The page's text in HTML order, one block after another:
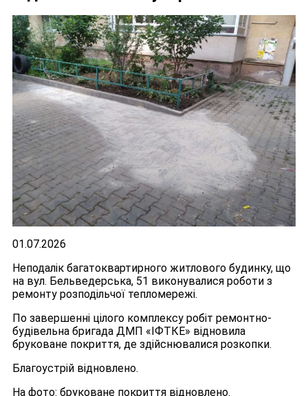
01.07.2026
Неподалік багатоквартирного житлового будинку, що
на вул. Бельведерська, 51 виконувалися роботи з
ремонту розподільчої тепломережі.
По завершенні цілого комплексу робіт ремонтно-
будівельна бригада ДМП «ІФТКЕ» відновила
бруковане покриття, де здійснювалися розкопки.
Благоустрій відновлено.
На фото: бруковане покриття відновлено.